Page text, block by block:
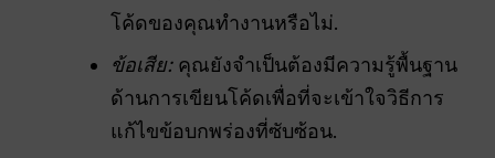
โค้ดของคุณทำงานหรือไม่.
ข้อเสีย:คุณยังจำเป็นต้องมีความรู้พื้นฐาน
ด้านการเขียนโค้ดเพื่อที่จะเข้าใจวิธีการ
แก้ไขข้อบกพร่องที่ซับซ้อน.